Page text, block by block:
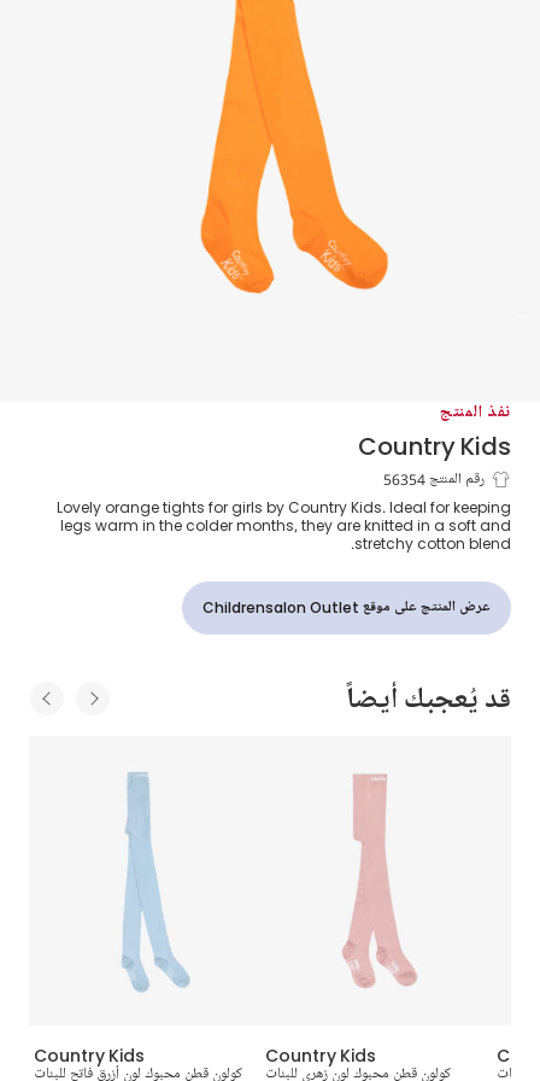
نفذ المنتج
Country Kids
كولون قطن محيوك لون برتقالي للبنات
رقم المنتج 56354
Lovely orange tights for girls by Country Kids. Ideal for keeping
legs warm in the colder months, they are knitted in a soft and
stretchy cotton blend.
عرض المنتج على موقع Childrensalon Outlet
قد يُعجبك أيضاً
Country Kids
كولون قطن محبوك لون أزرق فاتح للبنات
Country Kids
كولون قطن محبوك لون زهري للبنات
للبنات